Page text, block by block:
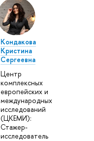
Кондакова
Кристина
Сергеевна
Центр
комплексных
европейских и
международных
исследований
(ЦКЕМИ):
Стажер-
исследователь